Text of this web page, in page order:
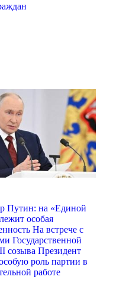
Путин: на «Единой
особая
На встрече с
Государственной
созыва Президент
роль партии в
работе